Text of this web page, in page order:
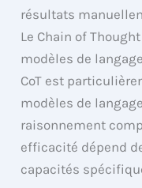
résultats
Le Chain of
modèles de
CoT est
modèles de
raisonnement
efficacité dépend
capacités